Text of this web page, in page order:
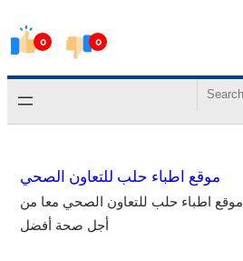
0 0
content
Search
موقع اطباء حلب للتعاون الصحي
موقع اطباء حلب للتعاون الصحي معا من
أجل صحة أفضل